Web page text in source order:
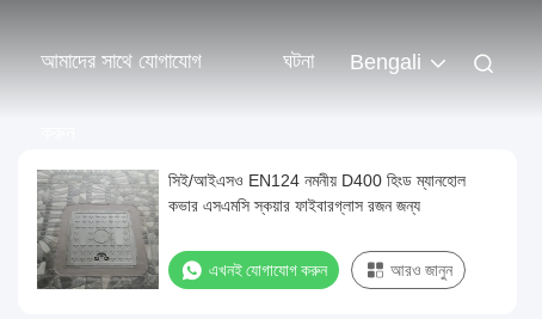
আমাদের সাথে যোগাযোগ ঘটনা Bengali
সিই/আইএসও EN124 নমনীয় D400 হিংড ম্যানহোল
কভার এসএমসি স্কয়ার ফাইবারগ্লাস রজন জন্য
এখনই যোগাযোগ করুন আরও জানুন